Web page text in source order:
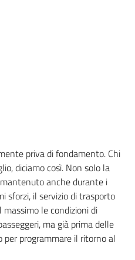
priva di fondamento. Chi
diciamo così. Non solo la
anche durante i
sforzi, il servizio di trasporto
le condizioni di
ma già prima delle
per programmare il ritorno al